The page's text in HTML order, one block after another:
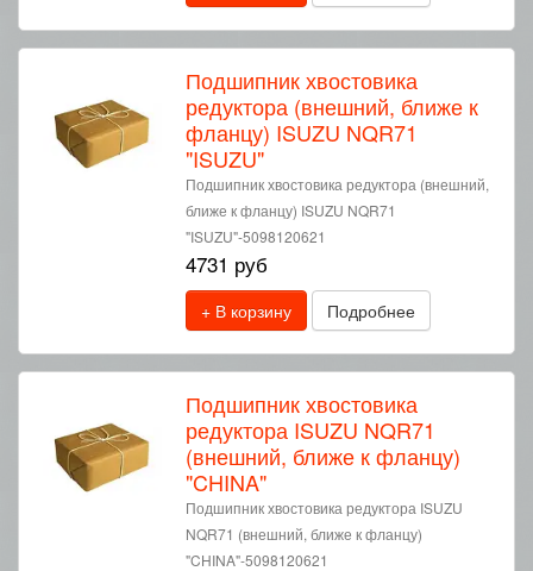
Подшипник хвостовика
редуктора (внешний, ближе к
фланцу) ISUZU NQR71
"ISUZU"
Подшипник хвостовика редуктора (внешний,
ближе к фланцу) ISUZU NQR71
"ISUZU"-5098120621
4731 руб
+ В корзину Подробнее
Подшипник хвостовика
редуктора ISUZU NQR71
(внешний, ближе к фланцу)
"CHINA"
Подшипник хвостовика редуктора ISUZU
NQR71 (внешний, ближе к фланцу)
"CHINA"-5098120621